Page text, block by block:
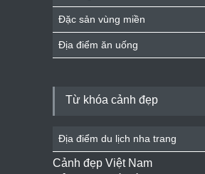
Đặc sản vùng miền
Địa điểm ăn uống
Từ khóa cảnh đẹp
Địa điểm du lịch nha trang
Cảnh đẹp Việt Nam